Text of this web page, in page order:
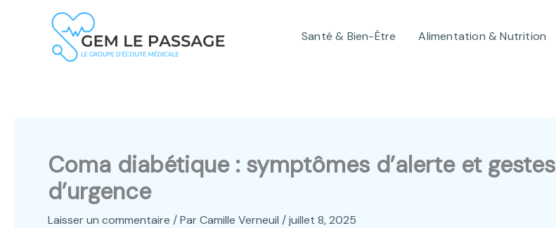
Santé & Bien-Être Alimentation & Nutrition
Coma diabétique : symptômes d’alerte et gestes
d’urgence
Laisser un commentaire / ParCamille Verneuil /juillet 8, 2025